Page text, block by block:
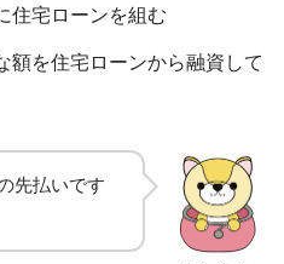
住宅ローンを組む
額を住宅ローンから融資して
先払いです